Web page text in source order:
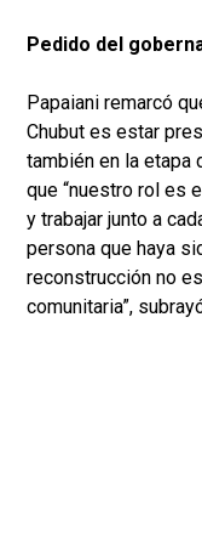
Pedido del
Papaiani remarcó
Chubut es estar
también en la etapa
que “nuestro rol es
y trabajar junto a
persona que haya
reconstrucción no
comunitaria”,